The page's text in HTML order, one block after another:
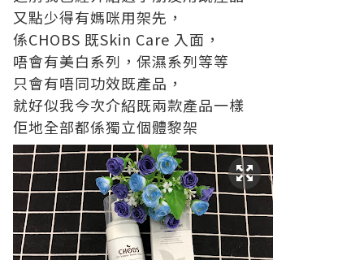
又點少得有媽咪用架先，
係CHOBS 既Skin Care 入面，
唔會有美白系列，保濕系列等等
只會有唔同功效既產品，
就好似我今次介紹既兩款產品一樣
佢地全部都係獨立個體黎架